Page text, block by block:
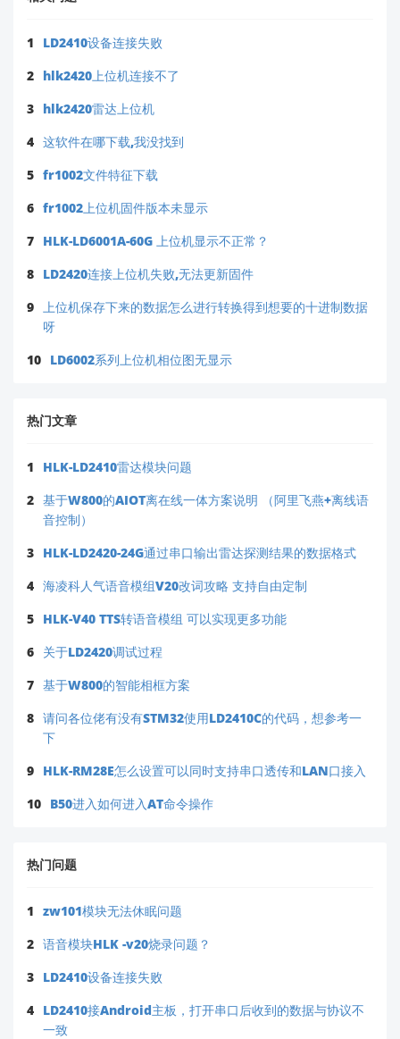
1
LD2410设备连接失败
2 hlk2420上位机连接不了
3 hlk2420雷达上位机
4 这软件在哪下载,我没找到
5 fr1002文件特征下载
6 fr1002上位机固件版本未显示
7 HLK-LD6001A-60G 上位机显示不正常？
8 LD2420连接上位机失败,无法更新固件
9
上位机保存下来的数据怎么进行转换得到想要的十进制数据
呀
10 LD6002系列上位机相位图无显示
热门文章
1
HLK-LD2410雷达模块问题
2 基于W800的AIOT离在线一体方案说明 （阿里飞燕+离线语
音控制）
3 HLK-LD2420-24G通过串口输出雷达探测结果的数据格式
4 海凌科人气语音模组V20改词攻略 支持自由定制
5 HLK-V40 TTS转语音模组 可以实现更多功能
6 关于LD2420调试过程
7 基于W800的智能相框方案
8 请问各位佬有没有STM32使用LD2410C的代码，想参考一
下
9 HLK-RM28E怎么设置可以同时支持串口透传和LAN口接入
10 B50进入如何进入AT命令操作
热门问题
1 zw101模块无法休眠问题
2 语音模块HLK -v20烧录问题？
3 LD2410设备连接失败
4 LD2410接Android主板，打开串口后收到的数据与协议不
一致